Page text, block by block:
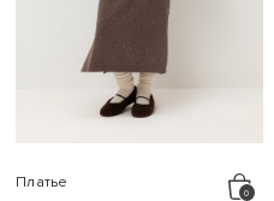
Платье